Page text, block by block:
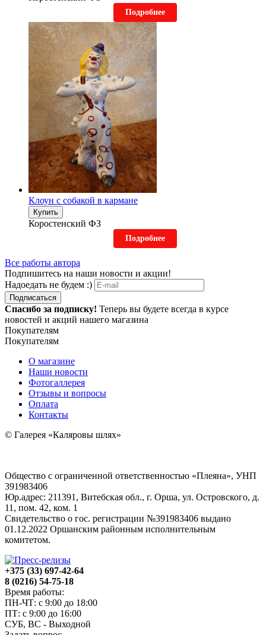
Подробнее
Клоун с собакой в кармане
Купить
Коростенский ФЗ
Подробнее
Все работы автора
Подпишитесь на наши новости и акции!
Надоедать не будем :)
Подписаться
Спасибо за подписку! Теперь вы будете всегда в курсе
новостей и акций нашего магазина
Покупателям
Покупателям
О магазине
Наши новости
Фотогаллерея
Отзывы и вопросы
Оплата
Контакты
© Галерея «Каляровы шлях»
Общество с ограниченной ответственностью «Плеяна», УНП
391983406
Юр.адрес: 211391, Витебская обл., г. Орша, ул. Островского, д.
11, пом. 42, ком. 1
Свидетельство о гос. регистрации №391983406 выдано
01.12.2022 Оршанским районным исполнительным
комитетом.
+375 (33) 697-42-64
8 (0216) 54-75-18
Время работы:
ПН-ЧТ: с 9:00 до 18:00
ПТ: с 9:00 до 16:00
СУБ, ВС - Выходной